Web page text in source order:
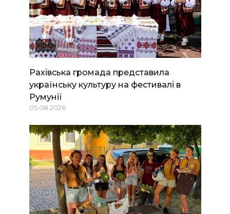
Рахівська громада представила
українську культуру на фестивалі в
Румунії
05.08.2026